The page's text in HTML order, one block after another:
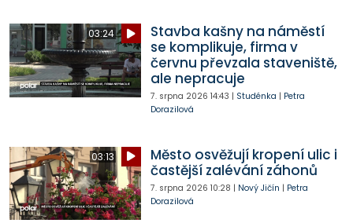
03:24
Stavba kašny na náměstí
se komplikuje, firma v
červnu převzala staveniště,
ale nepracuje
7. srpna 2026 14:43 | Studénka | Petra
Dorazilová
03:13
Město osvěžují kropení ulic i
častější zalévání záhonů
7. srpna 2026 10:28 | Nový Jičín | Petra
Dorazilová